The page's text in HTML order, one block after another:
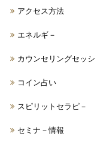
アクセス方法
エネルギ－
カウンセリングセッシ
コイン占い
スピリットセラピ－
セミナ－情報